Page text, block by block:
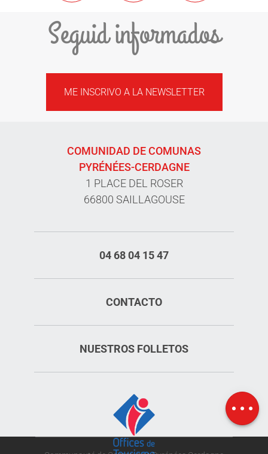
Mapa
Seguid informados
ME INSCRIVO A LA NEWSLETTER
COMUNIDAD DE COMUNAS
PYRÉNÉES-CERDAGNE
1 PLACE DEL ROSER
66800 SAILLAGOUSE
04 68 04 15 47
CONTACTO
NUESTROS FOLLETOS